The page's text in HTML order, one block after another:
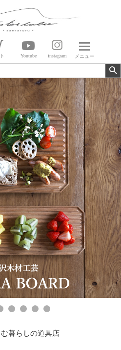
Youtube instagram メニュー
暮らしの道具店